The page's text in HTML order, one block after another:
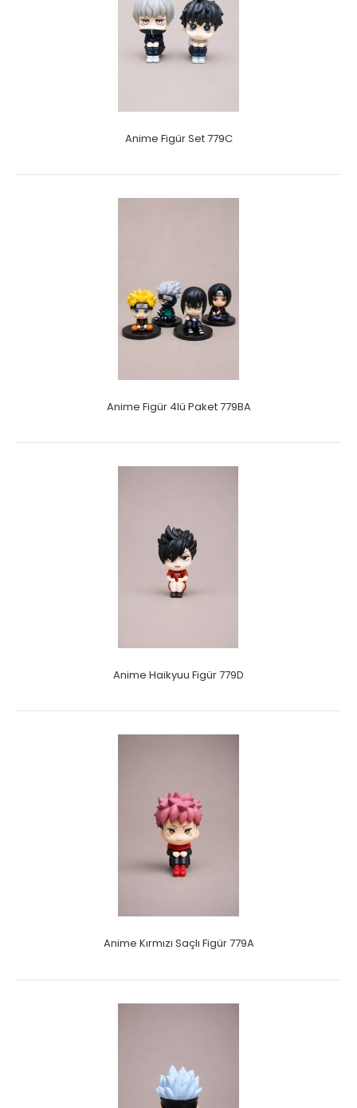
Anime Figür Set 779C
Anime Figür 4lü Paket 779BA
Anime Haikyuu Figür 779D
Anime Kırmızı Saçlı Figür 779A